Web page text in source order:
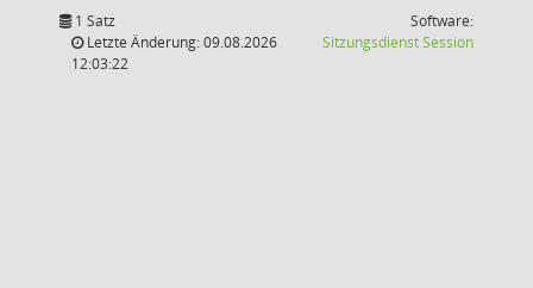
1 Satz
Letzte Änderung: 09.08.2026
12:03:22
Software:
SitzungsdienstSession(Wird in